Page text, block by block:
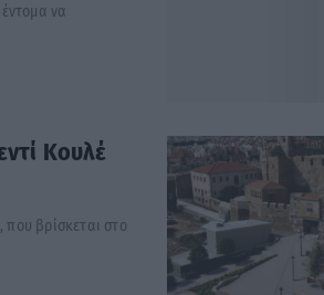
να
Κουλέ
βρίσκεται στο